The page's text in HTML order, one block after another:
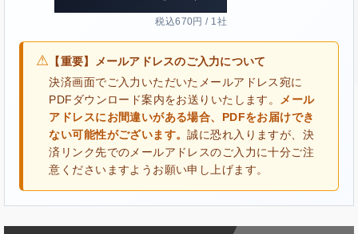
税込670円 / 1社
⚠ 【重要】メールアドレスのご入力について
決済画面でご入力いただいたメールアドレス宛に
PDFダウンロード案内をお送りいたします。
メール
アドレスにお間違いがある場合、PDFをお届けでき
ない可能性がございます。誠に恐れ入りますが、決
済リンク先でのメールアドレスのご入力に十分ご注
意くださいますようお願い申し上げます。